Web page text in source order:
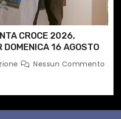
CROCE 2026,
16 AGOSTO
Nessun Commento